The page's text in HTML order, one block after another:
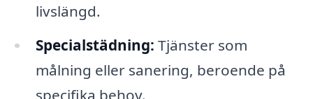
livslängd.
Specialstädning: Tjänster som
målning eller sanering, beroende på